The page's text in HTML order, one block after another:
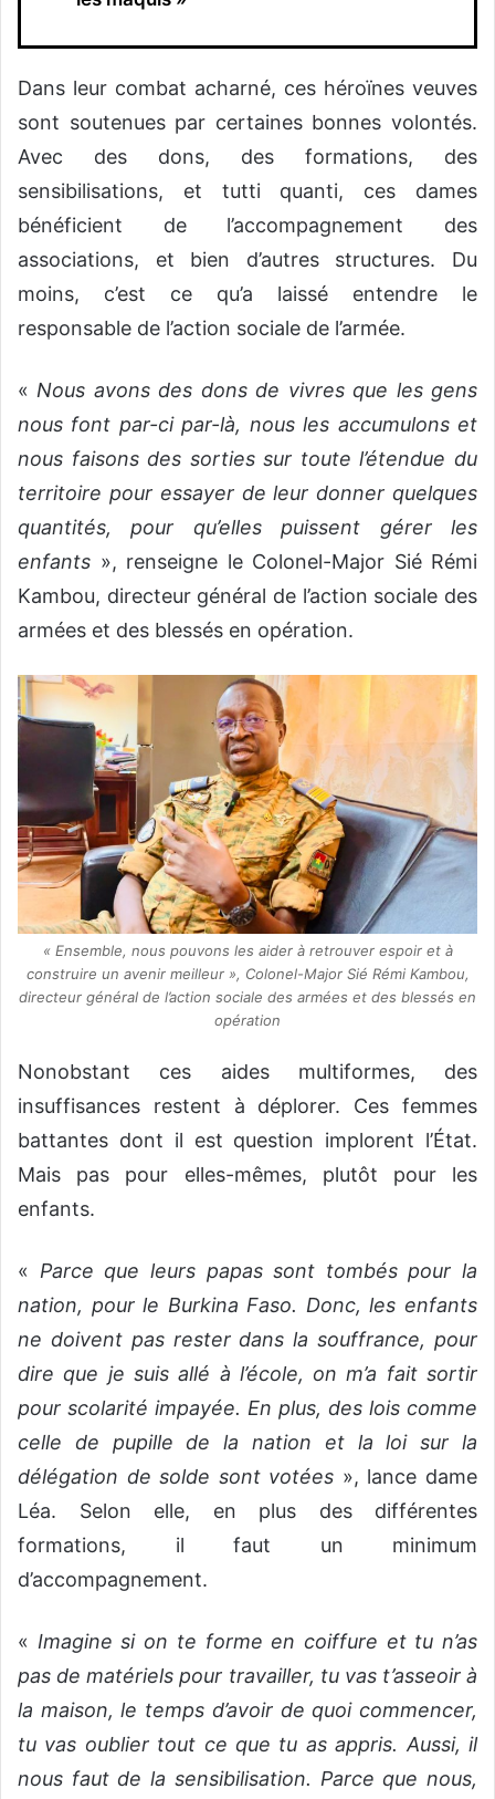
Dans leur combat acharné, ces héroïnes veuves
sont soutenues par certaines bonnes volontés.
Avec des dons, des formations, des
sensibilisations, et tutti quanti, ces dames
bénéficient de l’accompagnement des
associations, et bien d’autres structures. Du
moins, c’est ce qu’a laissé entendre le
responsable de l’action sociale de l’armée.
« Nous avons des dons de vivres que les gens
nous font par-ci par-là, nous les accumulons et
nous faisons des sorties sur toute l’étendue du
territoire pour essayer de leur donner quelques
quantités, pour qu’elles puissent gérer les
enfants », renseigne le Colonel-Major Sié Rémi
Kambou, directeur général de l’action sociale des
armées et des blessés en opération.
« Ensemble, nous pouvons les aider à retrouver espoir et à
construire un avenir meilleur », Colonel-Major Sié Rémi Kambou,
directeur général de l’action sociale des armées et des blessés en
opération
Nonobstant ces aides multiformes, des
insuffisances restent à déplorer. Ces femmes
battantes dont il est question implorent l’État.
Mais pas pour elles-mêmes, plutôt pour les
enfants.
« Parce que leurs papas sont tombés pour la
nation, pour le Burkina Faso. Donc, les enfants
ne doivent pas rester dans la souffrance, pour
dire que je suis allé à l’école, on m’a fait sortir
pour scolarité impayée. En plus, des lois comme
celle de pupille de la nation et la loi sur la
délégation de solde sont votées », lance dame
Léa. Selon elle, en plus des différentes
formations, il faut un minimum
d’accompagnement.
« Imagine si on te forme en coiffure et tu n’as
pas de matériels pour travailler, tu vas t’asseoir à
la maison, le temps d’avoir de quoi commencer,
tu vas oublier tout ce que tu as appris. Aussi, il
nous faut de la sensibilisation. Parce que nous,